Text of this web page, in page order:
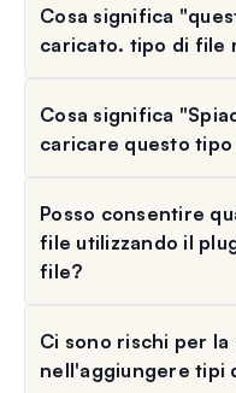
Cosa significa
caricato. tipo di file
Cosa significa
caricare questo
Posso consentire
file utilizzando il
file?
Ci sono rischi per la
nell'aggiungere tipi